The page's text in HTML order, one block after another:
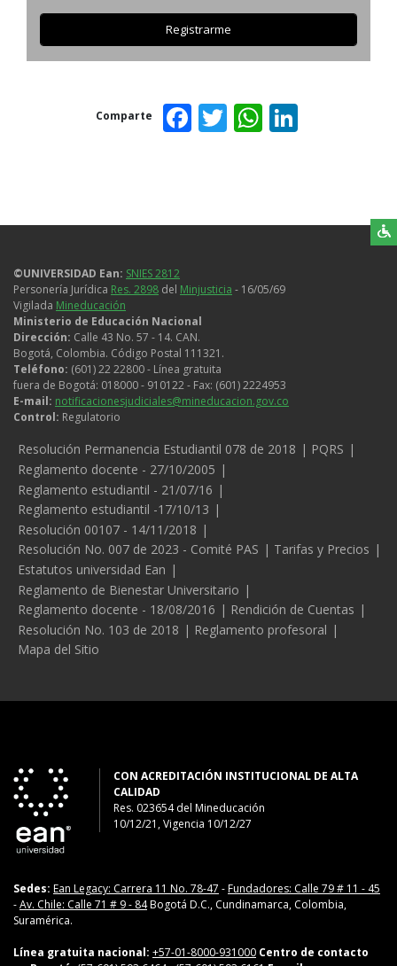
Comparte Facebook
Twitter
©UNIVERSIDAD Ean: SNIES 2812
Personería Jurídica Res. 2898 del Minjusticia - 16/05/69
Vigilada Mineducación
Ministerio de Educación Nacional
Dirección: Calle 43 No. 57 - 14. CAN.
Bogotá, Colombia. Código Postal 111321.
Teléfono: (601) 22 22800 - Línea gratuita
fuera de Bogotá: 018000 - 910122 - Fax: (601) 2224953
E-mail: notificacionesjudiciales@mineducacion.gov.co
Control: Regulatorio
Legales
Resolución Permanencia Estudiantil 078 de 2018
PQRS
Reglamento docente - 27/10/2005
Reglamento estudiantil - 21/07/16
Reglamento estudiantil -17/10/13
Resolución 00107 - 14/11/2018
Resolución No. 007 de 2023 - Comité PAS
Tarifas y Precios
Estatutos universidad Ean
Reglamento de Bienestar Universitario
Reglamento docente - 18/08/2016
Rendición de Cuentas
Resolución No. 103 de 2018
Reglamento profesoral
Mapa del Sitio
CON ACREDITACIÓN INSTITUCIONAL DE ALTA
CALIDAD
Res. 023654del Mineducación
10/12/21, Vigencia 10/12/27
Sedes: Ean Legacy: Carrera 11 No. 78-47 -Fundadores: Calle 79 # 11 - 45
-Av. Chile: Calle 71 # 9 - 84Bogotá D.C., Cundinamarca, Colombia,
Suramérica.
Línea gratuita nacional: +57-01-8000-931000 Centro de contacto